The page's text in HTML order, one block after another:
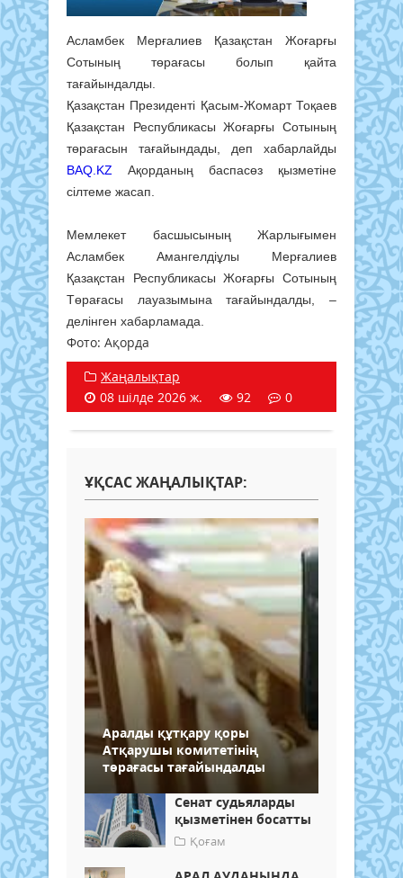
Асламбек Мерғалиев Қазақстан Жоғарғы
Сотының төрағасы болып қайта
тағайындалды.
Қазақстан Президенті Қасым-Жомарт Тоқаев
Қазақстан Республикасы Жоғарғы Сотының
төрағасын тағайындады, деп хабарлайды
BAQ.KZ Ақорданың баспасөз қызметіне
сілтеме жасап.
Мемлекет басшысының Жарлығымен
Асламбек Амангелдіұлы Мерғалиев
Қазақстан Республикасы Жоғарғы Сотының
Төрағасы лауазымына тағайындалды, –
делінген хабарламада.
Фото: Ақорда
Жаңалықтар
08 шілде 2026 ж.
92 0
ҰҚСАС ЖАҢАЛЫҚТАР:
Аралды құтқару қоры
Атқарушы комитетінің
төрағасы тағайындалды
Сенат судьяларды
қызметінен босатты
Қоғам